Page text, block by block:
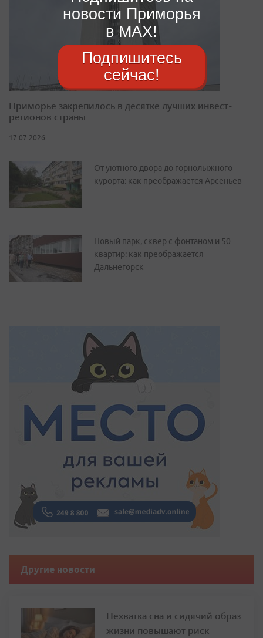
Приморье закрепилось в десятке лучших инвест-
регионов страны
17.07.2026
От уютного двора до горнолыжного
курорта: как преображается Арсеньев
Новый парк, сквер с фонтаном и 50
квартир: как преображается
Дальнегорск
Другие новости
Нехватка сна и сидячий образ
жизни повышают риск
новости Приморья
в MAX!
Подпишитесь
сейчас!